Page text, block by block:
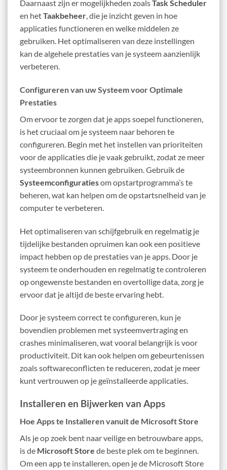
Daarnaast zijn er mogelijkheden zoalsTask Scheduler
en hetTaakbeheer, die je inzicht geven in hoe
applicaties functioneren en welke middelen ze
gebruiken. Het optimaliseren van deze instellingen
kan de algehele prestaties van je systeem aanzienlijk
verbeteren.
Configureren van uw Systeem voor Optimale
Prestaties
Om ervoor te zorgen dat je apps soepel functioneren,
is het cruciaal om je systeem naar behoren te
configureren. Begin met het instellen van prioriteiten
voor de applicaties die je vaak gebruikt, zodat ze meer
systeembronnen kunnen gebruiken. Gebruik de
Systeemconfiguratiesom opstartprogramma’s te
beheren, wat kan helpen om de opstartsnelheid van je
computer te verbeteren.
Het optimaliseren van schijfgebruik en regelmatig je
tijdelijke bestanden opruimen kan ook een positieve
impact hebben op de prestaties van je apps. Door je
systeem te onderhouden en regelmatig te controleren
op ongewenste bestanden en overtollige data, zorg je
ervoor dat je altijd de beste ervaring hebt.
Door je systeem correct te configureren, kun je
bovendien problemen met systeemvertraging en
crashes minimaliseren, wat vooral belangrijk is voor
productiviteit. Dit kan ook helpen om gebeurtenissen
zoals softwareconflicten te reduceren, zodat je meer
kunt vertrouwen op je geïnstalleerde applicaties.
Installeren en Bijwerken van Apps
Hoe Apps te Installeren vanuit de Microsoft Store
Als je op zoek bent naar veilige en betrouwbare apps,
is de Microsoft Store de beste plek om te beginnen.
Om een app te installeren, open je de Microsoft Store